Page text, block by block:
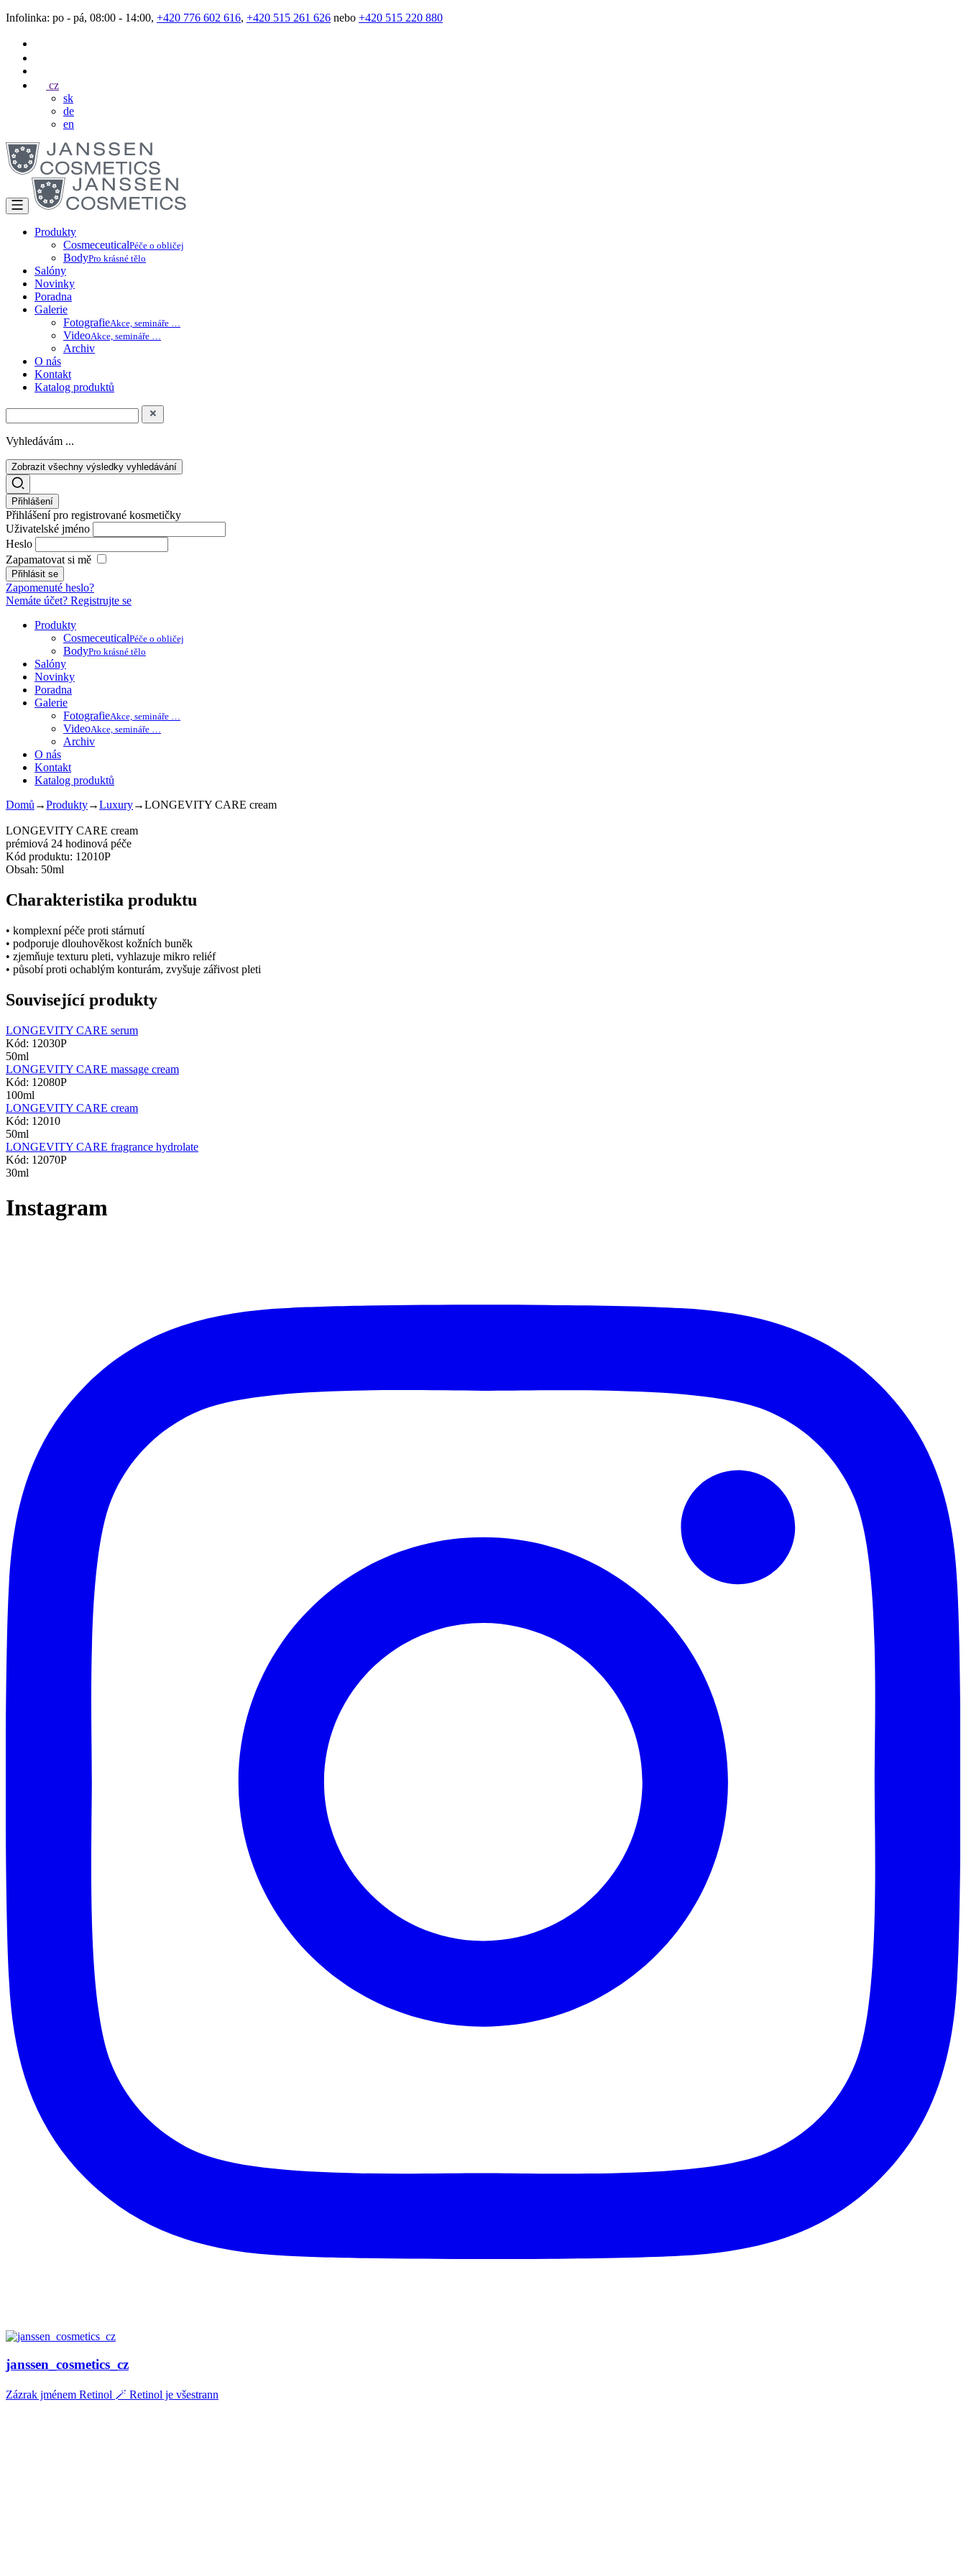
Infolinka: po - pá, 08:00 - 14:00, +420 776 602 616, +420 515 261 626 nebo +420 515 220 880
cz
sk
de
en
Produkty
CosmeceuticalPéče o obličej
BodyPro krásné tělo
Salóny
Novinky
Poradna
Galerie
FotografieAkce, semináře …
VideoAkce, semináře …
Archiv
O nás
Kontakt
Katalog produktů
Vyhledávám ...
Zobrazit všechny výsledky vyhledávání
Přihlášení
Přihlášení pro registrované kosmetičky
Uživatelské jméno
Heslo
Zapamatovat si mě
Zapomenuté heslo?
Nemáte účet? Registrujte se
Produkty
CosmeceuticalPéče o obličej
BodyPro krásné tělo
Salóny
Novinky
Poradna
Galerie
FotografieAkce, semináře …
VideoAkce, semináře …
Archiv
O nás
Kontakt
Katalog produktů
Domů →Produkty→Luxury→LONGEVITY CARE cream
LONGEVITY CARE cream
prémiová 24 hodinová péče
Kód produktu: 12010P
Obsah: 50ml
Charakteristika produktu
• komplexní péče proti stárnutí
• podporuje dlouhověkost kožních buněk
• zjemňuje texturu pleti, vyhlazuje mikro reliéf
• působí proti ochablým konturám, zvyšuje zářivost pleti
Související produkty
LONGEVITY CARE serum
Kód: 12030P
50ml
LONGEVITY CARE massage cream
Kód: 12080P
100ml
LONGEVITY CARE cream
Kód: 12010
50ml
LONGEVITY CARE fragrance hydrolate
Kód: 12070P
30ml
Instagram
janssen_cosmetics_cz
Zázrak jménem Retinol 🪄 Retinol je všestrann